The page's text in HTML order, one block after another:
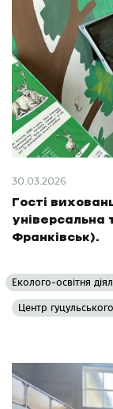
30.03.2026
Гості
універсальна
Франківськ).
Еколого-освітня
Центр